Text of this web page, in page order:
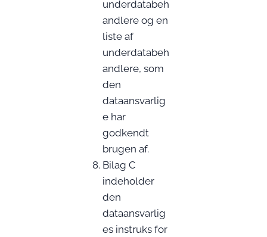
underdatabeh
andlere og en
liste af
underdatabeh
andlere, som
den
dataansvarlig
e har
godkendt
brugen af.
Bilag C
indeholder
den
dataansvarlig
es instruks for